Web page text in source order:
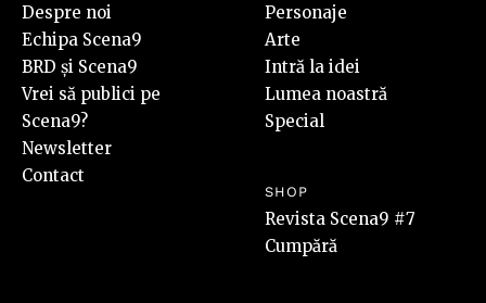
Despre noi
Echipa Scena9
BRD și Scena9
Vrei să publici pe
Scena9?
Newsletter
Contact
Personaje
Arte
Intră la idei
Lumea noastră
Special
SHOP
Revista Scena9 #7
Cumpără